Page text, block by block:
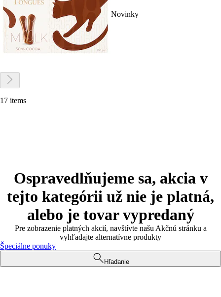
Novinky
17 items
Ospravedlňujeme sa, akcia v
tejto kategórii už nie je platná,
alebo je tovar vypredaný
Pre zobrazenie platných akcií, navštívte našu Akčnú stránku a
vyhľadajte alternatívne produkty
Špeciálne ponuky
Hľadanie